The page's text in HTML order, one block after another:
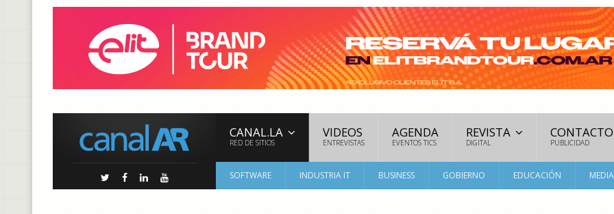
CANAL.LA
RED DE SITIOS
VIDEOS
ENTREVISTAS
AGENDA
EVENTOS TICS
REVISTA
DIGITAL
CONTACTO
PUBLICIDAD
SOFTWARE INDUSTRIA IT BUSINESS GOBIERNO EDUCACIÓN